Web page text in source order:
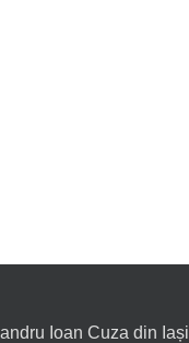
Ioan Cuza din Iași